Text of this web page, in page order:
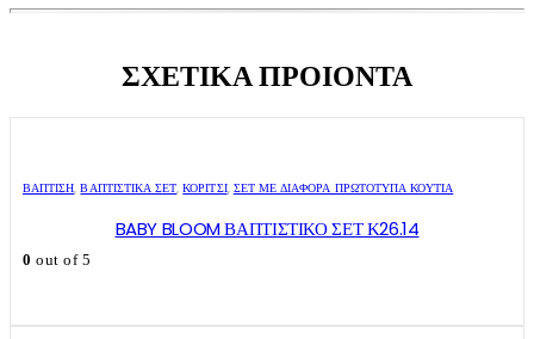
ΣΧΕΤΙΚΑ ΠΡΟΙΟΝΤΑ
ΒΑΠΤΙΣΗ,ΒΑΠΤΙΣΤΙΚΆ ΣΕΤ,ΚΟΡΊΤΣΙ, ΣΕΤ ΜΕ ΔΙΆΦΟΡΑ ΠΡΩΤΌΤΥΠΑ ΚΟΥΤΙΆ
BABY BLOOM ΒΑΠΤΙΣΤΙΚΟ ΣΕΤ Κ26.14
0 out of 5